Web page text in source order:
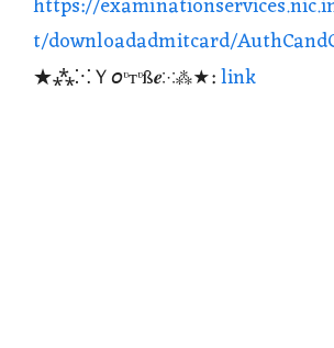
t/downloadadmitcard/
★⁂⁙Ｙ𝘰ᶹтᶹß𝒆⁙⁂★:link